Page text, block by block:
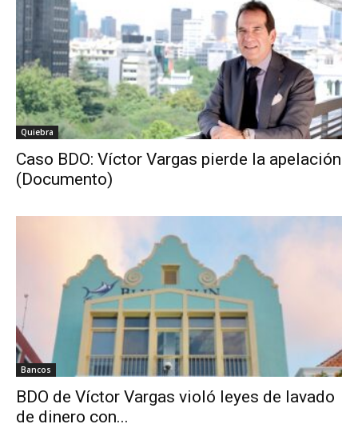
Quiebra
Caso BDO: Víctor Vargas pierde la apelación
(Documento)
Bancos
BDO de Víctor Vargas violó leyes de lavado
de dinero con...